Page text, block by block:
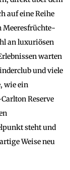
auf eine Reihe
an luxuriösen
warten
und viele
wie ein
Reserve
steht und
Weise neu